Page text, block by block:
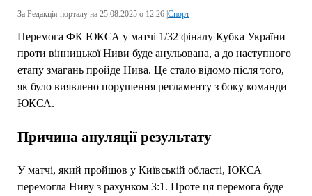
За Редакція порталу на 25.08.2025 о 12:26 | Спорт
Перемога ФК ЮКСА у матчі 1/32 фіналу Кубка України
проти вінницької Ниви буде анульована, а до наступного
етапу змагань пройде Нива. Це стало відомо після того,
як було виявлено порушення регламенту з боку команди
ЮКСА.
Причина ануляції результату
У матчі, який пройшов у Київській області, ЮКСА
перемогла Ниву з рахунком 3:1. Проте ця перемога буде